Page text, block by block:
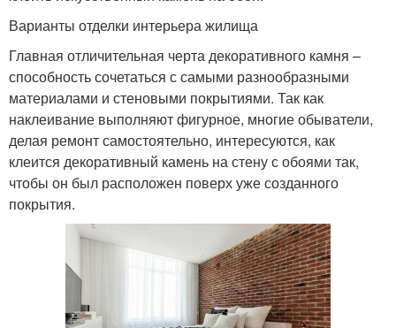
Варианты отделки интерьера жилища
Главная отличительная черта декоративного камня –
способность сочетаться с самыми разнообразными
материалами и стеновыми покрытиями. Так как
наклеивание выполняют фигурное, многие обыватели,
делая ремонт самостоятельно, интересуются, как
клеится декоративный камень на стену с обоями так,
чтобы он был расположен поверх уже созданного
покрытия.